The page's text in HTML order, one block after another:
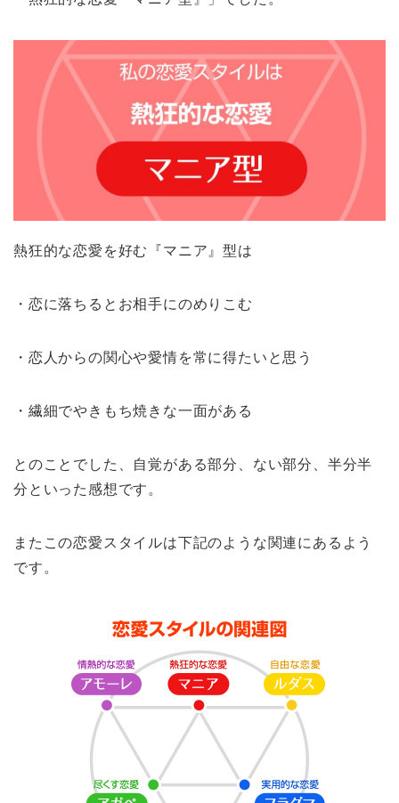
熱狂的な恋愛を好む『マニア』型は
・恋に落ちるとお相手にのめりこむ
・恋人からの関心や愛情を常に得たいと思う
・繊細でやきもち焼きな一面がある
とのことでした、自覚がある部分、ない部分、半分半
分といった感想です。
またこの恋愛スタイルは下記のような関連にあるよう
です。